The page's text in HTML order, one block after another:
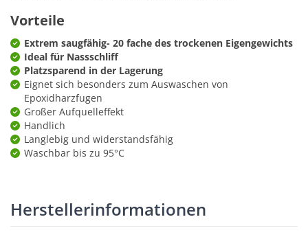
Vorteile
Extrem saugfähig- 20 fache des trockenen Eigengewichts
Ideal für Nassschliff
Platzsparend in der Lagerung
Eignet sich besonders zum Auswaschen von
Epoxidharzfugen
Großer Aufquelleffekt
Handlich
Langlebig und widerstandsfähig
Waschbar bis zu 95°C
Herstellerinformationen